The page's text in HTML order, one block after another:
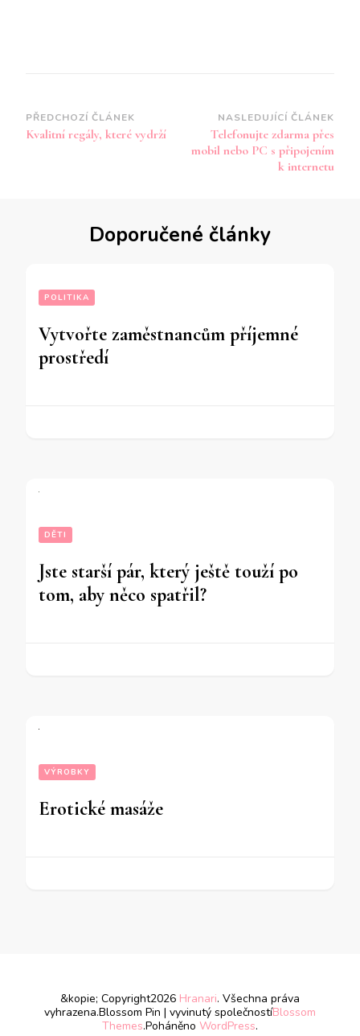
Navigace
příspěvku
PŘEDCHOZÍ ČLÁNEK
Kvalitní regály, které vydrží
NASLEDUJÍCÍ ČLÁNEK
Telefonujte zdarma přes
mobil nebo PC s připojením
k internetu
Doporučené články
POLITIKA
Vytvořte zaměstnancům příjemné
prostředí
DĚTI
Jste starší pár, který ještě touží po
tom, aby něco spatřil?
VÝROBKY
Erotické masáže
&kopie; Copyright2026 Hranari. Všechna práva
vyhrazena.Blossom Pin | vyvinutý společnostíBlossom
Themes.Poháněno WordPress.